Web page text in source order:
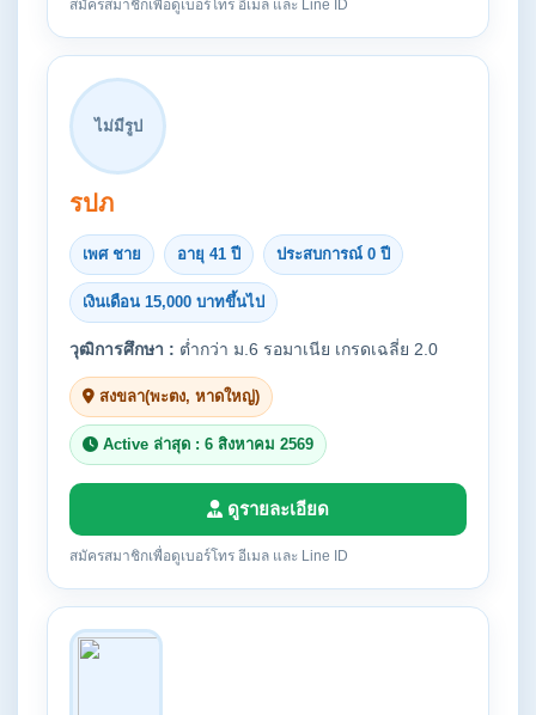
สมัครสมาชิกเพื่อดูเบอร์โทร อีเมล และ Line ID
ไม่มีรูป
รปภ
เพศ ชาย อายุ 41 ปี ประสบการณ์ 0 ปี
เงินเดือน 15,000 บาทขึ้นไป
วุฒิการศึกษา : ต่ำกว่า ม.6 รอมาเนีย เกรดเฉลี่ย 2.0
สงขลา(พะตง, หาดใหญ่)
Active ล่าสุด : 6 สิงหาคม 2569
ดูรายละเอียด
สมัครสมาชิกเพื่อดูเบอร์โทร อีเมล และ Line ID